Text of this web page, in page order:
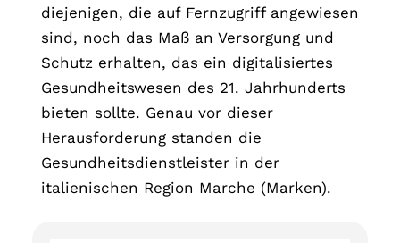
diejenigen, die auf Fernzugriff angewiesen
sind, noch das Maß an Versorgung und
Schutz erhalten, das ein digitalisiertes
Gesundheitswesen des 21. Jahrhunderts
bieten sollte. Genau vor dieser
Herausforderung standen die
Gesundheitsdienstleister in der
italienischen Region Marche (Marken).